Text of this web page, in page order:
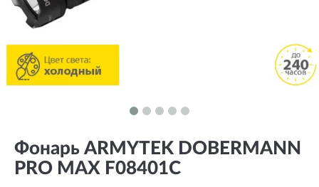
Фонарь ARMYTEK DOBERMANN
PRO MAX F08401C